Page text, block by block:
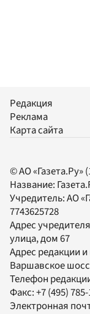
Редакция
Реклама
Карта сайта
© АО «Газета.Ру»
Название:
Учредитель:АО
7743625728
Адрес
улица, дом 67
Адрес редакции
Варшавское
Телефон
Факс:+7 (495)
Электронная